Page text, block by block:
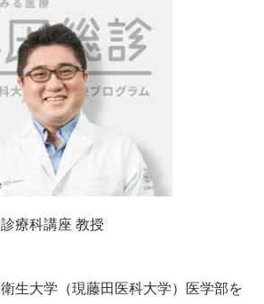
療科講座 教授
生大学（現藤田医科大学）医学部を